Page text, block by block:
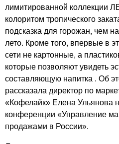
лимитированной коллекции
колоритом тропического
подсказка для горожан, чем
лето. Кроме того, впервые в
сети не картонные, а
которые позволяют увидеть
составляющую напитка . Об
рассказала директор по
«Кофелайк» Елена Ульянова
конференции «Управление
продажами в России».